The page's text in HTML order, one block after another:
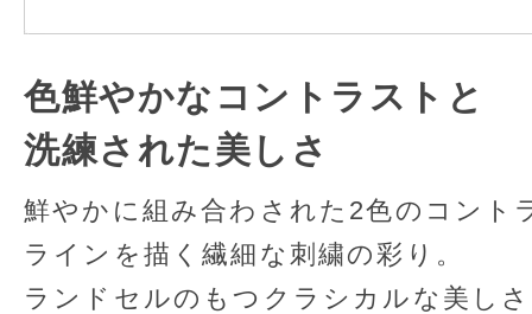
色鮮やかなコントラストと
洗練された美しさ
鮮やかに組み合わされた2色のコント
ラインを描く繊細な刺繍の彩り。
ランドセルのもつクラシカルな美し